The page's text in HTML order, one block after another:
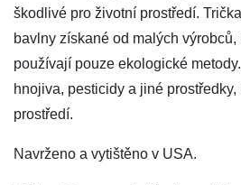
škodlivé pro životní prostředí.
bavlny získané od malých
používají pouze ekologické
hnojiva, pesticidy a jiné
prostředí.
Navrženo a vytištěno v USA.